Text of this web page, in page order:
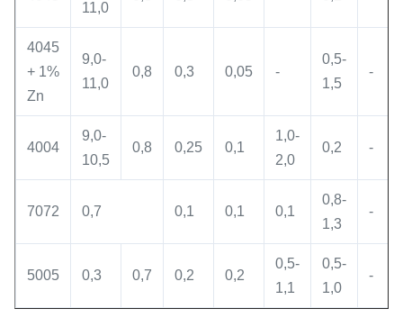
11,0
4045
+ 1%
Zn
9,0-
11,0
0,8 0,3 0,05 -
0,5-
1,5
-
4004
9,0-
10,5
0,8 0,25 0,1
1,0-
2,0
0,2 -
7072 0,7 0,1 0,1 0,1
0,8-
1,3
-
5005 0,3 0,7 0,2 0,2
0,5-
1,1
0,5-
1,0
-